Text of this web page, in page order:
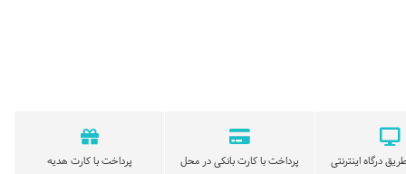
درگاه اینترنتی
پرداخت با کارت بانکی در محل
پرداخت با کارت هدیه